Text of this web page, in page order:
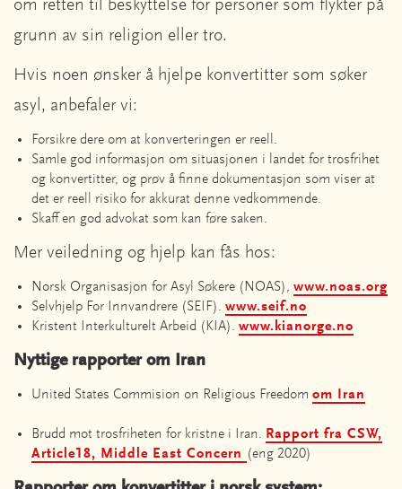
om retten til beskyttelse for personer som flykter på
grunn av sin religion eller tro.
Hvis noen ønsker å hjelpe konvertitter som søker
asyl, anbefaler vi:
Forsikre dere om at konverteringen er reell.
Samle god informasjon om situasjonen i landet for trosfrihet
og konvertitter, og prøv å finne dokumentasjon som viser at
det er reell risiko for akkurat denne vedkommende.
Skaff en god advokat som kan føre saken.
Mer veiledning og hjelp kan fås hos:
Norsk Organisasjon for Asyl Søkere (NOAS), www.noas.org
Selvhjelp For Innvandrere (SEIF). www.seif.no
Kristent Interkulturelt Arbeid (KIA). www.kianorge.no
Nyttige rapporter om Iran
United States Commision on Religious Freedom om Iran
Brudd mot trosfriheten for kristne i Iran. Rapport fra CSW,
Article18, Middle East Concern (eng 2020)